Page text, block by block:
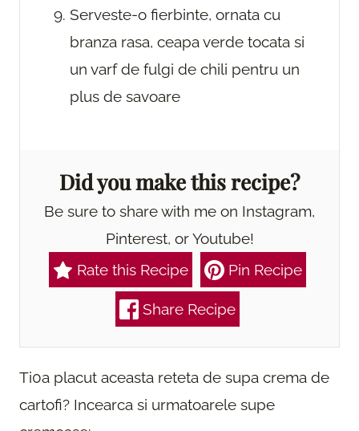
Serveste-o fierbinte, ornata cu
branza rasa, ceapa verde tocata si
un varf de fulgi de chili pentru un
plus de savoare
Did you make this recipe?
Be sure to share with me on Instagram,
Pinterest, or Youtube!
Rate this Recipe
Pin Recipe
Share Recipe
Ti0a placut aceasta reteta de supa crema de
cartofi? Incearca si urmatoarele supe